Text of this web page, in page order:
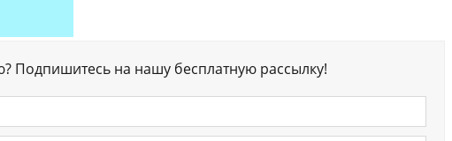
Подпишитесь на нашу бесплатную рассылку!